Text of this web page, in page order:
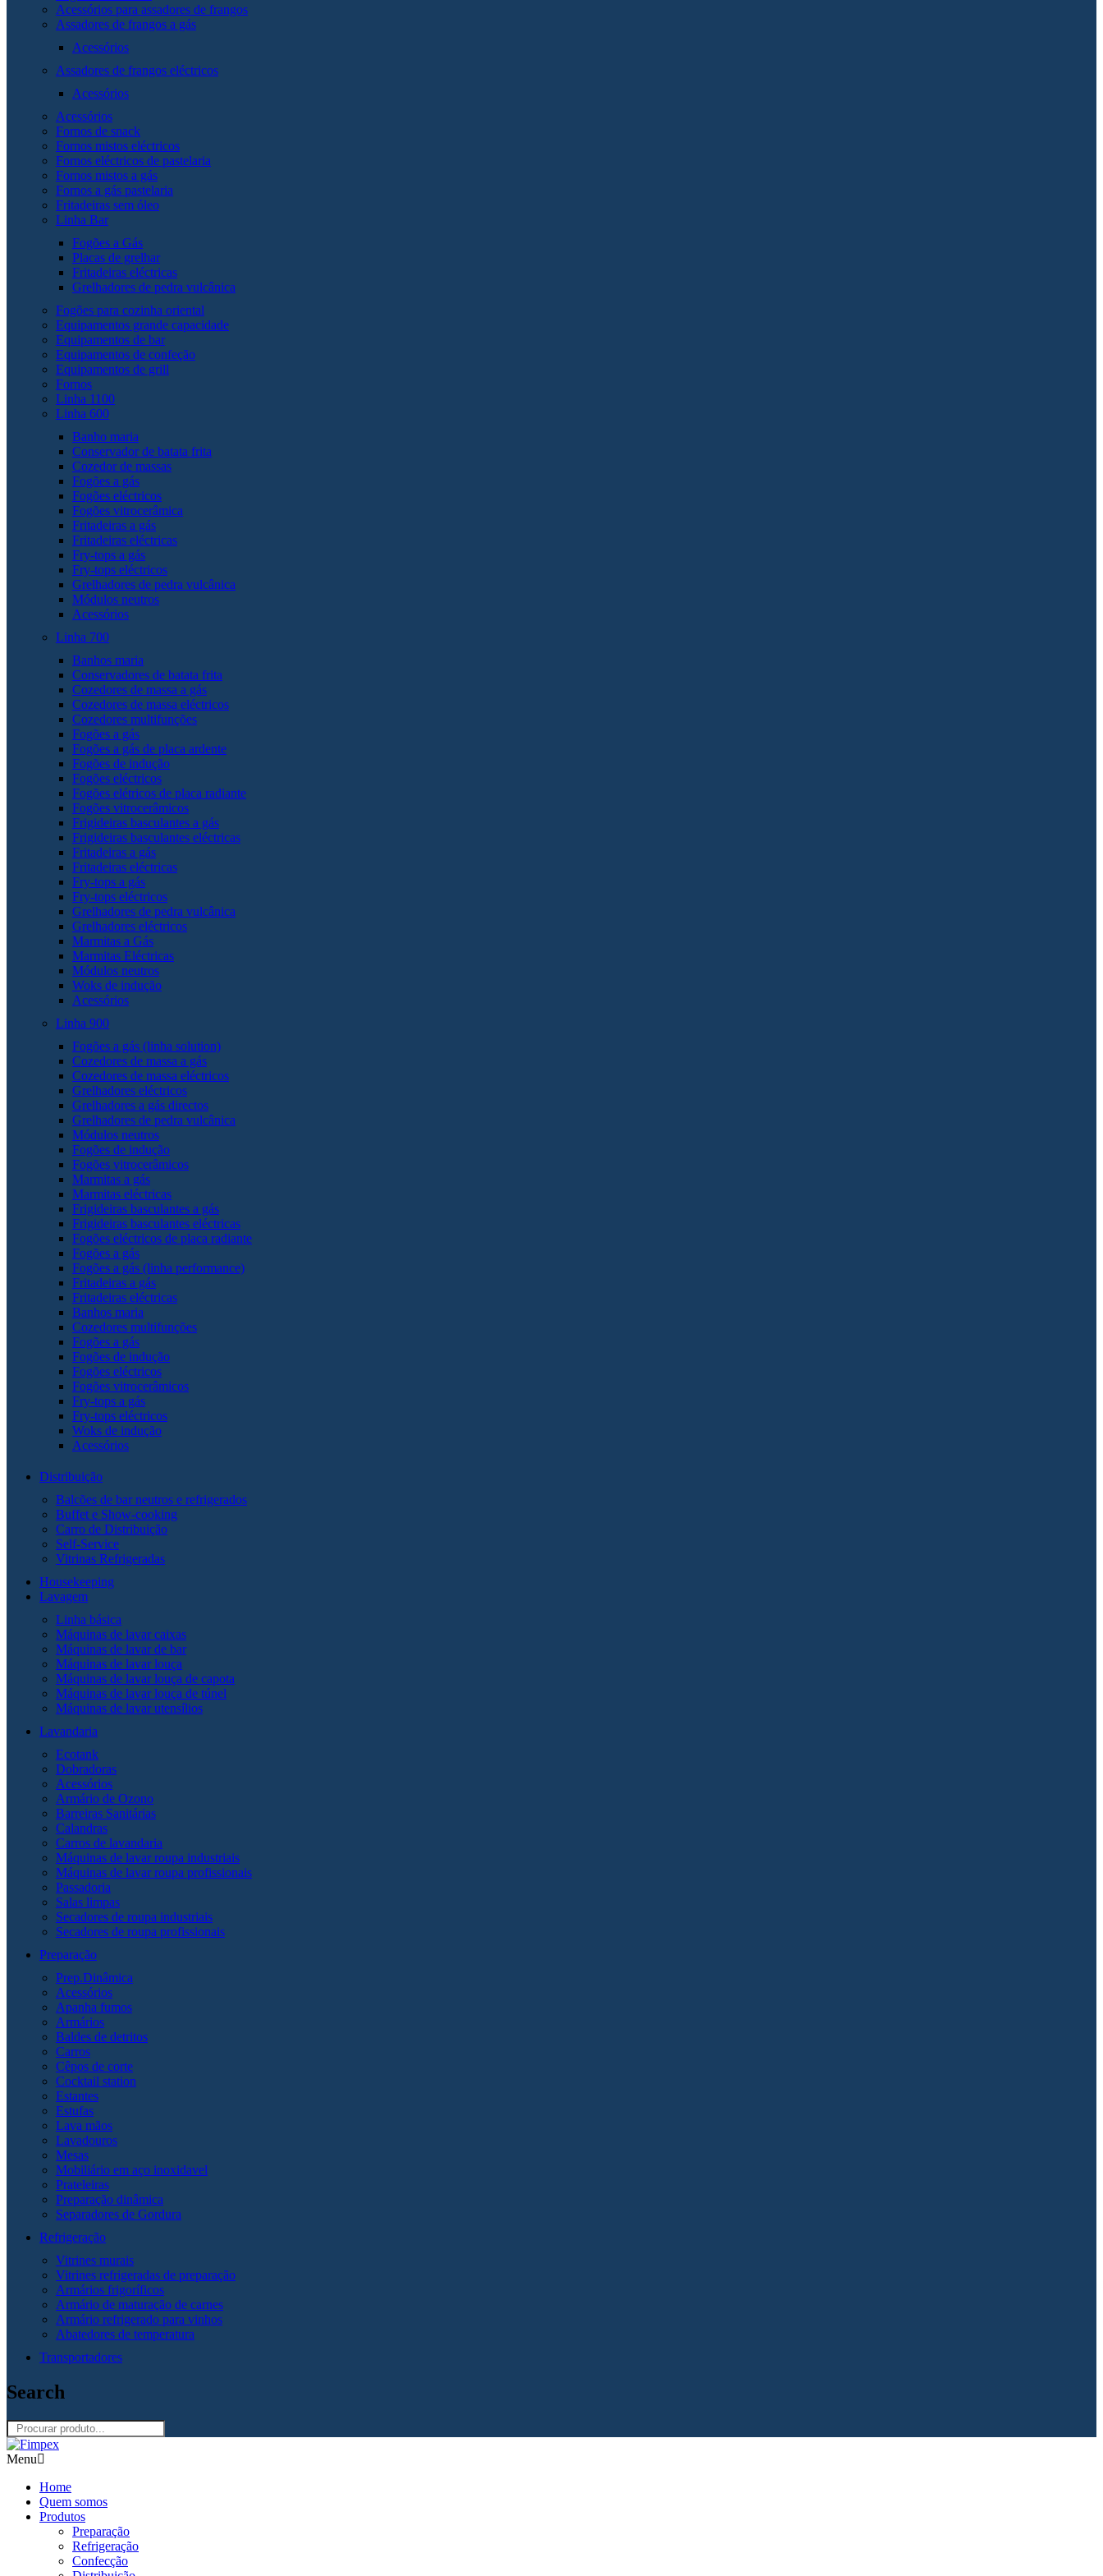
Acessórios para assadores de frangos
Assadores de frangos a gás
Acessórios
Assadores de frangos eléctricos
Acessórios
Acessórios
Fornos de snack
Fornos mistos eléctricos
Fornos eléctricos de pastelaria
Fornos mistos a gás
Fornos a gás pastelaria
Fritadeiras sem óleo
Linha Bar
Fogões a Gás
Placas de grelhar
Fritadeiras eléctricas
Grelhadores de pedra vulcânica
Fogões para cozinha oriental
Equipamentos grande capacidade
Equipamentos de bar
Equipamentos de confeção
Equipamentos de grill
Fornos
Linha 1100
Linha 600
Banho maria
Conservador de batata frita
Cozedor de massas
Fogões a gás
Fogões eléctricos
Fogões vitrocerâmica
Fritadeiras a gás
Fritadeiras eléctricas
Fry-tops a gás
Fry-tops eléctricos
Grelhadores de pedra vulcânica
Módulos neutros
Acessórios
Linha 700
Banhos maria
Conservadores de batata frita
Cozedores de massa a gás
Cozedores de massa eléctricos
Cozedores multifunções
Fogões a gás
Fogões a gás de placa ardente
Fogões de indução
Fogões eléctricos
Fogões elétricos de placa radiante
Fogões vitrocerâmicos
Frigideiras basculantes a gás
Frigideiras basculantes eléctricas
Fritadeiras a gás
Fritadeiras eléctricas
Fry-tops a gás
Fry-tops eléctricos
Grelhadores de pedra vulcânica
Grelhadores eléctricos
Marmitas a Gás
Marmitas Eléctricas
Módulos neutros
Woks de indução
Acessórios
Linha 900
Fogões a gás (linha solution)
Cozedores de massa a gás
Cozedores de massa eléctricos
Grelhadores eléctricos
Grelhadores a gás directos
Grelhadores de pedra vulcânica
Módulos neutros
Fogões de indução
Fogões vitrocerâmicos
Marmitas a gás
Marmitas eléctricas
Frigideiras basculantes a gás
Frigideiras basculantes eléctricas
Fogões eléctricos de placa radiante
Fogões a gás
Fogões a gás (linha performance)
Fritadeiras a gás
Fritadeiras eléctricas
Banhos maria
Cozedores multifunções
Fogões a gás
Fogões de indução
Fogões eléctricos
Fogões vitrocerâmicos
Fry-tops a gás
Fry-tops eléctricos
Woks de indução
Acessórios
Distribuição
Balcões de bar neutros e refrigerados
Buffet e Show-cooking
Carro de Distribuição
Self-Service
Vitrinas Refrigeradas
Housekeeping
Lavagem
Linha básica
Máquinas de lavar caixas
Máquinas de lavar de bar
Máquinas de lavar louça
Máquinas de lavar louça de capota
Máquinas de lavar louça de túnel
Máquinas de lavar utensílios
Lavandaria
Ecotank
Dobradoras
Acessórios
Armário de Ozono
Barreiras Sanitárias
Calandras
Carros de lavandaria
Máquinas de lavar roupa industriais
Máquinas de lavar roupa profissionais
Passadoria
Salas limpas
Secadores de roupa industriais
Secadores de roupa profissionais
Preparação
Prep.Dinâmica
Acessórios
Apanha fumos
Armários
Baldes de detritos
Carros
Cêpos de corte
Cocktail station
Estantes
Estufas
Lava mãos
Lavadouros
Mesas
Mobiliário em aço inoxidavel
Prateleiras
Preparação dinâmica
Separadores de Gordura
Refrigeração
Vitrines murais
Vitrines refrigeradas de preparação
Armários frigoríficos
Armário de maturação de carnes
Armário refrigerado para vinhos
Abatedores de temperatura
Transportadores
Search
Menu
Home
Quem somos
Produtos
Preparação
Refrigeração
Confecção